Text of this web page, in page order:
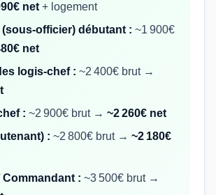
net + logement
(sous-officier) débutant : ~1 900€
net
logis-chef : ~2 400€ brut →
: ~2 900€ brut → ~2 260€ net
: ~2 800€ brut → ~2 180€
Commandant : ~3 500€ brut →